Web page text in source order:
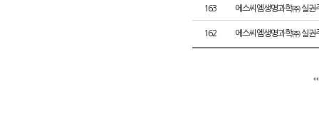
163 에스씨엠생명과학㈜ 실권
162 에스씨엠생명과학㈜ 실권